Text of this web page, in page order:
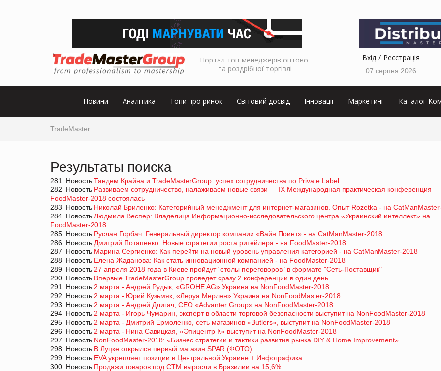
Портал топ-менеджерів оптової
та роздрібної торгівлі
Вхід Реєстрація
07 серпня 2026
Новини Аналітика Топи про ринок Світовий досвід Інновації Маркетинг Каталог
TradeMaster
Результаты поиска
281. Новость Тандем Крайна и TradeMasterGroup: успех сотрудничества по Private Label
282. Новость Развиваем сотрудничество, налаживаем новые связи — IX Международная практическая конференция
FoodMaster-2018 состоялась
283. Новость Николай Бриленко: Категорийный менеджмент для интернет-магазинов. Опыт Rozetka - на
284. Новость Людмила Веспер: Владелица Информационно-исследовательского центра «Украинский интеллект» на
FoodMaster-2018
285. Новость Руслан Горбач: Генеральный директор компании «Вайн Поинт» - на CatManMaster-2018
286. Новость Дмитрий Потапенко: Новые стратегии роста ритейлера - на FoodMaster-2018
287. Новость Марина Сергиенко: Как перейти на новый уровень управления категорией - на CatManMaster-2018
288. Новость Елена Жаданова: Как стать инновационной компанией - на FoodMaster-2018
289. Новость 27 апреля 2018 года в Киеве пройдут "столы переговоров" в формате "Сеть-Поставщик"
290. Новость Впервые TradeMasterGroup проведет сразу 2 конференции в один день
291. Новость 2 марта - Андрей Рудык, «GROHE AG» Украина на NonFoodMaster-2018
292. Новость 2 марта - Юрий Кузьмяк, «Леруа Мерлен» Украина на NonFoodMaster-2018
293. Новость 2 марта - Андрей Длигач, CEO «Advanter Group» на NonFoodMaster-2018
294. Новость 2 марта - Игорь Чумарин, эксперт в области торговой безопасности выступит на NonFoodMaster-2018
295. Новость 2 марта - Дмитрий Ермоленко, сеть магазинов «Butlers», выступит на NonFoodMaster-2018
296. Новость 2 марта - Нина Савицкая, «Эпицентр К» выступит на NonFoodMaster-2018
297. Новость NonFoodMaster-2018: «Бизнес стратегии и тактики развития рынка DIY & Home Improvement»
298. Новость В Луцке открылся первый магазин SPAR (ФОТО).
299. Новость EVA укрепляет позиции в Центральной Украине + Инфографика
300. Новость Продажи товаров под СТМ выросли в Бразилии на 15,6%